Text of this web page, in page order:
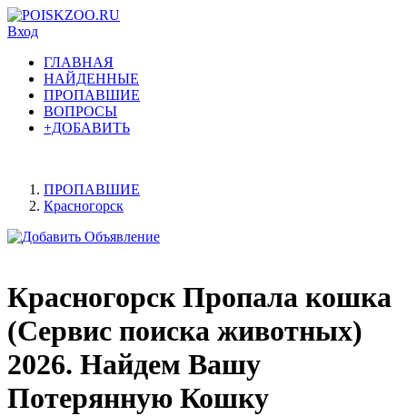
Вход
ГЛАВНАЯ
НАЙДЕННЫЕ
ПРОПАВШИЕ
ВОПРОСЫ
+ДОБАВИТЬ
ПРОПАВШИЕ
Красногорск
Красногорск Пропала кошка
(Сервис поиска животных)
2026. Найдем Вашу
Потерянную Кошку